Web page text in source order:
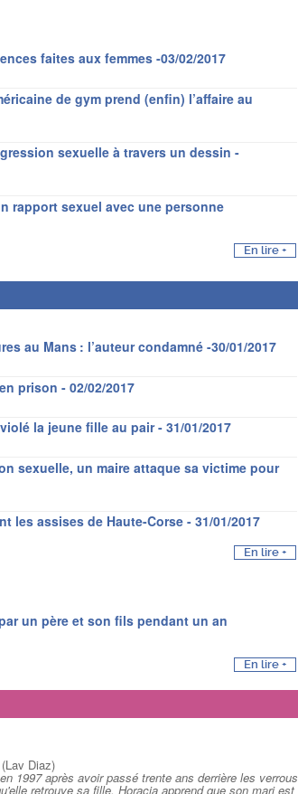
faites aux femmes -03/02/2017
de gym prend (enfin) l’affaire au
sexuelle à travers un dessin -
rapport sexuel avec une personne
En lire +
au Mans : l’auteur condamné -30/01/2017
prison - 02/02/2017
la jeune fille au pair - 31/01/2017
sexuelle, un maire attaque sa victime pour
les assises de Haute-Corse - 31/01/2017
En lire +
un père et son fils pendant un an
En lire +
(Lav Diaz)
1997 après avoir passé trente ans derrière les verrous
retrouve sa fille, Horacia apprend que son mari est